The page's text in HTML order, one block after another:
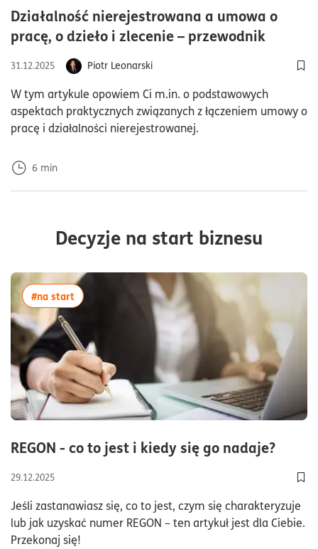
Działalność nierejestrowana a umowa o
pracę, o dzieło i zlecenie – przewodnik
31.12.2025
Piotr Leonarski
W tym artykule opowiem Ci m.in. o podstawowych
aspektach praktycznych związanych z łączeniem umowy o
pracę i działalności nierejestrowanej.
6 min
Decyzje na start biznesu
REGON - co to jest i kiedy się go nadaje?czas
29.12.2025
Jeśli zastanawiasz się, co to jest, czym się charakteryzuje
lub jak uzyskać numer REGON – ten artykuł jest dla Ciebie.
Przekonaj się!
#na startwięcej artykułów z tagiem:#na start